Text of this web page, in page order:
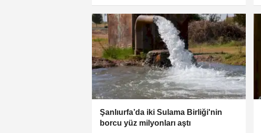
Şanlıurfa’da iki Sulama Birliği'nin
borcu yüz milyonları aştı